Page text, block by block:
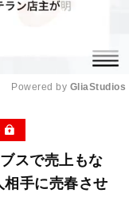
Powered by GliaStudios
スで売上もな
手に売春させ